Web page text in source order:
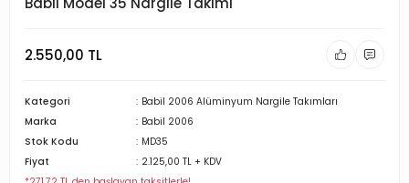
2.550,00 TL
Kategori
Babil 2006 Alüminyum Nargile Takımları
Marka
Babil 2006
Stok Kodu
MD35
Fiyat
2.125,00 TL + KDV